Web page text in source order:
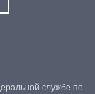
службе по